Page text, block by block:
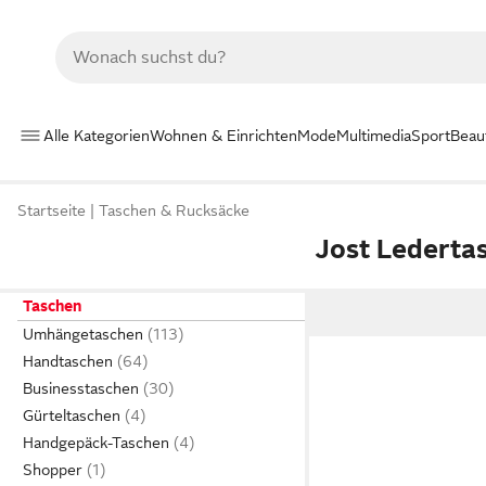
Alle KategorienWohnen & EinrichtenModeMultimediaSport
Startseite Taschen & Rucksäcke
Jost
Taschen
Umhängetaschen
Handtaschen
Businesstaschen
Gürteltaschen
Handgepäck-Taschen
Shopper